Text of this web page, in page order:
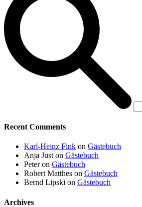
Recent Comments
Karl-Heinz Fink on Gästebuch
Anja Just on Gästebuch
Peteron Gästebuch
Robert Matthes on Gästebuch
Bernd Lipski on Gästebuch
Archives